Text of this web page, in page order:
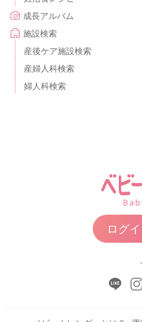
成長アルバム
施設検索
産後ケア施設検索
産婦人科検索
婦人科検索
ログ